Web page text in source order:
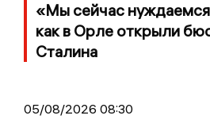
«Мы сейчас
как в Орле открыли
Сталина
05/08/2026 08:30